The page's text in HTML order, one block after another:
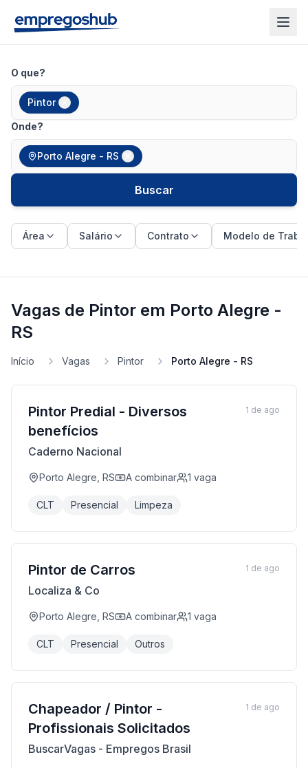
O que?
Pintor
Onde?
Porto Alegre - RS
Buscar
Área Salário Contrato Modelo de
Vagas de Pintor em Porto Alegre -
RS
Início Vagas Pintor Porto Alegre - RS
Pintor Predial - Diversos
benefícios
Caderno Nacional
Porto Alegre, RS A combinar 1 vaga
CLT Presencial Limpeza
1 de ago
Pintor de Carros
Localiza & Co
Porto Alegre, RS A combinar 1 vaga
CLT Presencial Outros
1 de ago
Chapeador / Pintor -
Profissionais Solicitados
BuscarVagas - Empregos Brasil
1 de ago